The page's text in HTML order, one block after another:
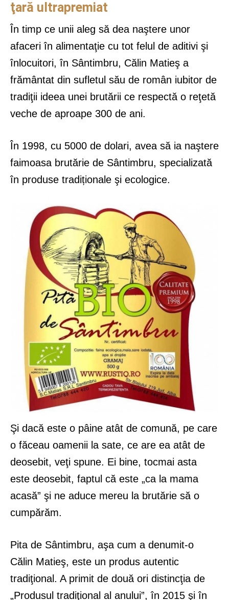
ţară ultrapremiat
În timp ce unii aleg să dea naştere unor
afaceri în alimentaţie cu tot felul de aditivi şi
înlocuitori, în Sântimbru, Călin Matieş a
frământat din sufletul său de român iubitor de
tradiţii ideea unei brutării ce respectă o reţetă
veche de aproape 300 de ani.
În 1998, cu 5000 de dolari, avea să ia naştere
faimoasa brutărie de Sântimbru, specializată
în produse tradiționale şi ecologice.
Şi dacă este o pâine atât de comună, pe care
o făceau oamenii la sate, ce are ea atât de
deosebit, veţi spune. Ei bine, tocmai asta
este deosebit, faptul că este „ca la mama
acasă” şi ne aduce mereu la brutărie să o
cumpărăm.
Pita de Sântimbru, aşa cum a denumit-o
Călin Matieş, este un produs autentic
tradiţional. A primit de două ori distincţia de
„Produsul tradiţional al anului”, în 2015 şi în